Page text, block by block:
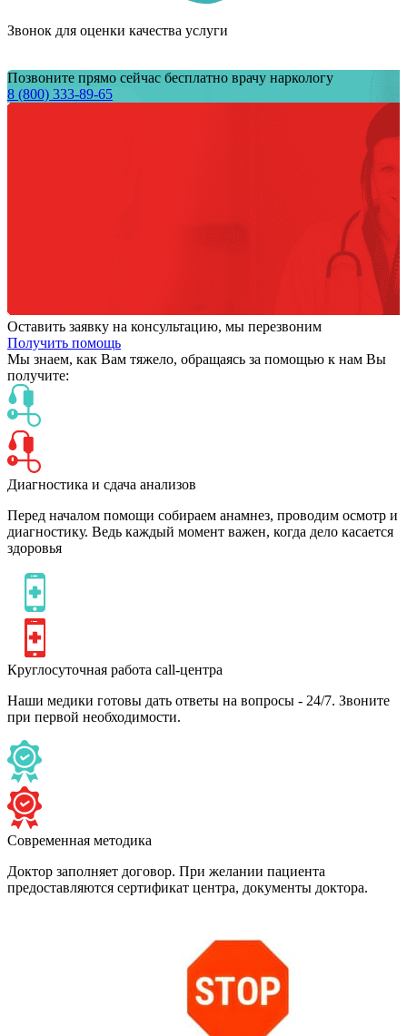
Звонок для оценки качества услуги
Позвоните прямо сейчас бесплатно врачу наркологу
8 (800) 333-89-65
Оставить заявку на консультацию, мы перезвоним
Получить помощь
Мы знаем, как Вам тяжело, обращаясь за помощью к нам Вы
получите:
Диагностика и сдача анализов
Перед началом помощи собираем анамнез, проводим осмотр и
диагностику. Ведь каждый момент важен, когда дело касается
здоровья
Круглосуточная работа call-центра
Наши медики готовы дать ответы на вопросы - 24/7. Звоните
при первой необходимости.
Современная методика
Доктор заполняет договор. При желании пациента
предоставляются сертификат центра, документы доктора.